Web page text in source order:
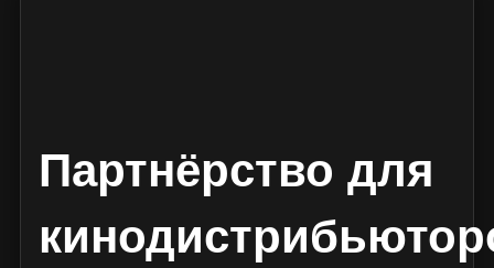
Партнёрство для